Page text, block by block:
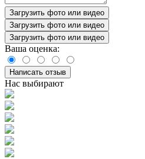
Загрузить фото или видео
Загрузить фото или видео
Загрузить фото или видео
Ваша оценка:
Написать отзыв
Нас выбирают